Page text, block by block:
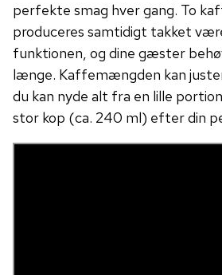
perfekte smag hver gang. To
produceres samtidigt takket
funktionen, og dine gæster
længe. Kaffemængden kan
du kan nyde alt fra en lille
stor kop (ca. 240 ml) efter din